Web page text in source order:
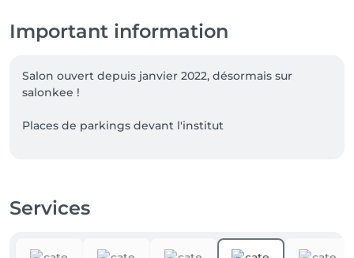
Important information
Salon ouvert depuis janvier 2022, désormais sur
salonkee !
Places de parkings devant l'institut
Services